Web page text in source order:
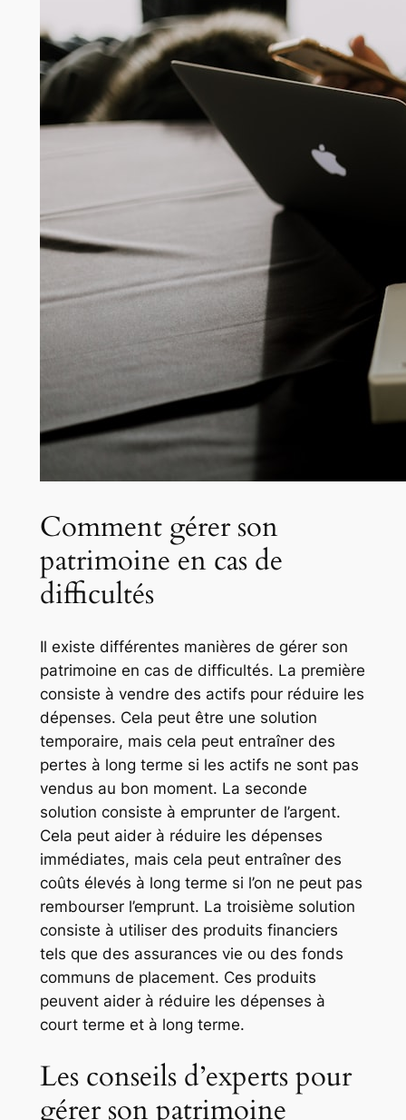
Comment gérer son
patrimoine en cas de
difficultés
Il existe différentes manières de gérer son
patrimoine en cas de difficultés. La première
consiste à vendre des actifs pour réduire les
dépenses. Cela peut être une solution
temporaire, mais cela peut entraîner des
pertes à long terme si les actifs ne sont pas
vendus au bon moment. La seconde
solution consiste à emprunter de l’argent.
Cela peut aider à réduire les dépenses
immédiates, mais cela peut entraîner des
coûts élevés à long terme si l’on ne peut pas
rembourser l’emprunt. La troisième solution
consiste à utiliser des produits financiers
tels que des assurances vie ou des fonds
communs de placement. Ces produits
peuvent aider à réduire les dépenses à
court terme et à long terme.
Les conseils d’experts pour
gérer son patrimoine